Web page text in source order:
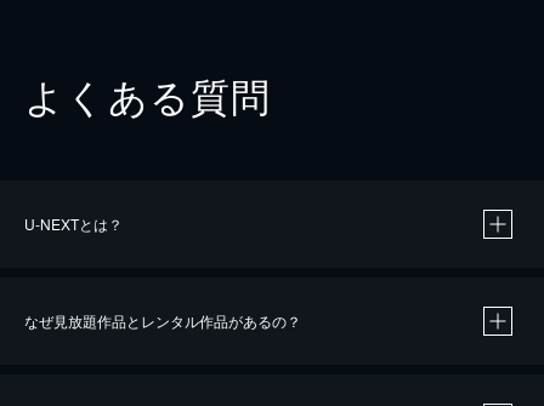
よくある質問
U-NEXTとは？
なぜ見放題作品とレンタル作品があるの？